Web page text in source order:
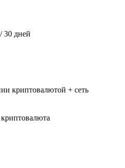
30 дней
криптовалютой + сеть